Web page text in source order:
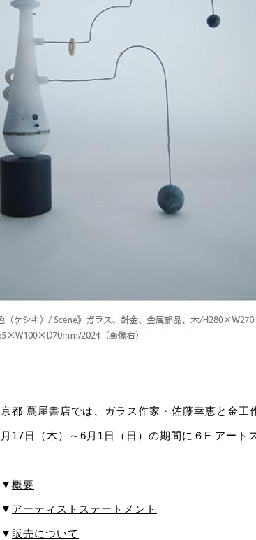
京都 蔦屋書店では、ガラス作家・佐藤幸恵と金
月17日（木）～6月1日（日）の期間に６F アート
▼ 概要
▼ アーティストステートメント
▼ 販売について